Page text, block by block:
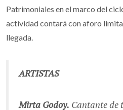
Patrimoniales en el marco del
actividad contará con aforo
llegada.
ARTISTAS
Mirta Godoy. Cantante de